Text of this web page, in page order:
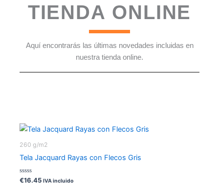
TIENDA ONLINE
Aquí encontrarás las últimas novedades incluidas en
nuestra tienda online.
260 g/m2
Tela Jacquard Rayas con Flecos Gris
V
€16.45 IVA incluido